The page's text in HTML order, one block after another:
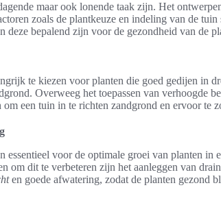
maar ook lonende taak zijn. Het
zoals de plantkeuze en indeling van de
deze bepalend zijn voor de gezondheid van de
te kiezen voor planten die goed gedijen in
Overweeg het toepassen van verhoogde
een tuin in te richten zandgrond en ervoor te
essentieel voor de optimale groei van planten
om dit te verbeteren zijn het aanleggen van
en goede afwatering, zodat de planten gezond